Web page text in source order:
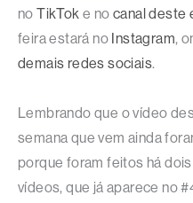
noTikTok e nocanal deste
feira estará no Instagram,
demais redes sociais.
Lembrando que o vídeo
semana que vem ainda
porque foram feitos há
vídeos, que já aparece no